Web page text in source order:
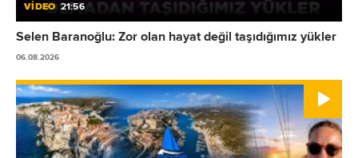
VİDEO 21:56
Selen Baranoğlu: Zor olan hayat değil taşıdığımız yükler
06.08.2026